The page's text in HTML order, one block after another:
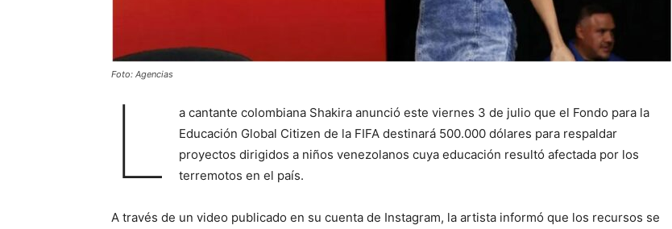
Foto: Agencias
L
a cantante colombiana Shakira anunció este viernes 3 de julio que el Fondo para la
Educación Global Citizen de la FIFA destinará 500.000 dólares para respaldar
proyectos dirigidos a niños venezolanos cuya educación resultó afectada por los
terremotos en el país.
A través de un video publicado en su cuenta de Instagram, la artista informó que los recursos se